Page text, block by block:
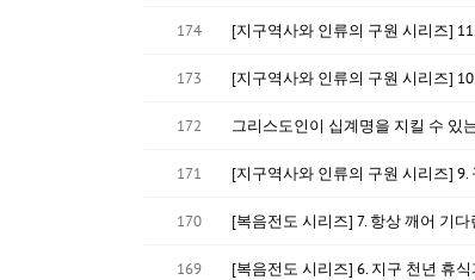
174 [지구역사와 인류의 구원 시리즈]
173 [지구역사와 인류의 구원 시리즈]
172 그리스도인이 십계명을 지킬 수 있
171 [지구역사와 인류의 구원 시리즈] 9.
170 [복음전도 시리즈] 7. 항상 깨어 기
169 [복음전도 시리즈] 6. 지구 천년 휴